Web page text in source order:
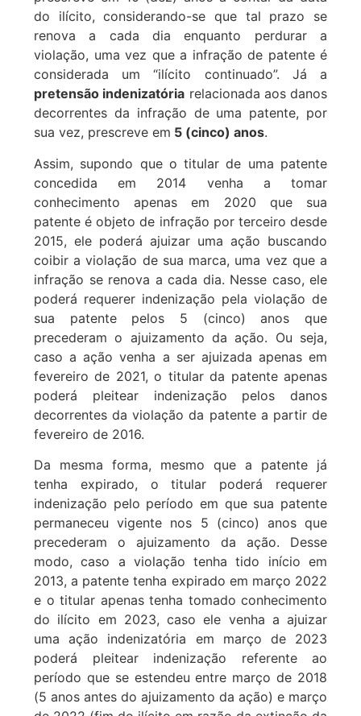
do ilícito, considerando-se que tal prazo se
renova a cada dia enquanto perdurar a
violação, uma vez que a infração de patente é
considerada um “ilícito continuado”. Já a
pretensão indenizatória relacionada aos danos
decorrentes da infração de uma patente, por
sua vez, prescreve em 5 (cinco) anos.
Assim, supondo que o titular de uma patente
concedida em 2014 venha a tomar
conhecimento apenas em 2020 que sua
patente é objeto de infração por terceiro desde
2015, ele poderá ajuizar uma ação buscando
coibir a violação de sua marca, uma vez que a
infração se renova a cada dia. Nesse caso, ele
poderá requerer indenização pela violação de
sua patente pelos 5 (cinco) anos que
precederam o ajuizamento da ação. Ou seja,
caso a ação venha a ser ajuizada apenas em
fevereiro de 2021, o titular da patente apenas
poderá pleitear indenização pelos danos
decorrentes da violação da patente a partir de
fevereiro de 2016.
Da mesma forma, mesmo que a patente já
tenha expirado, o titular poderá requerer
indenização pelo período em que sua patente
permaneceu vigente nos 5 (cinco) anos que
precederam o ajuizamento da ação. Desse
modo, caso a violação tenha tido início em
2013, a patente tenha expirado em março 2022
e o titular apenas tenha tomado conhecimento
do ilícito em 2023, caso ele venha a ajuizar
uma ação indenizatória em março de 2023
poderá pleitear indenização referente ao
período que se estendeu entre março de 2018
(5 anos antes do ajuizamento da ação) e março